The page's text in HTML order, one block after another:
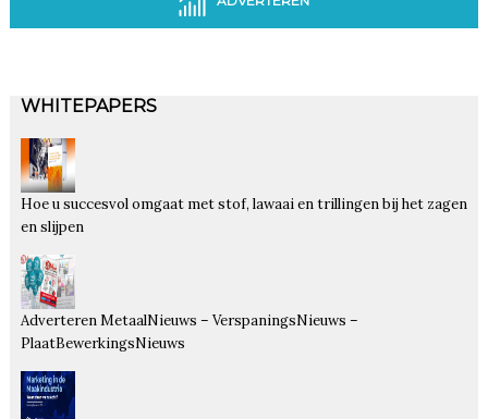
WHITEPAPERS
Hoe u succesvol omgaat met stof, lawaai en trillingen bij het zagen
en slijpen
Adverteren MetaalNieuws – VerspaningsNieuws –
PlaatBewerkingsNieuws